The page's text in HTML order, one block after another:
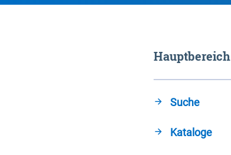
Hauptbereich
Suche
Kataloge